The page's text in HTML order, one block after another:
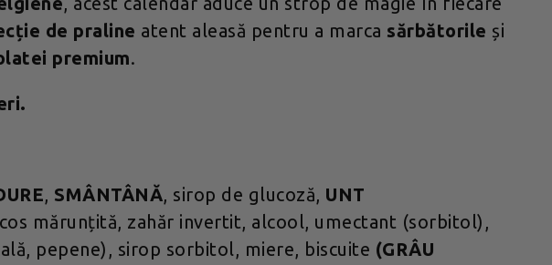
de praline atent aleasă pentru a marca sărbătorile și
premium.
, SMÂNTÂNĂ, sirop de glucoză, UNT
mărunțită, zahăr invertit, alcool, umectant (sorbitol),
pepene), sirop sorbitol, miere, biscuite (GRÂU